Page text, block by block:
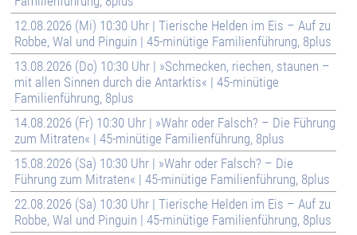
12.08.2026 (Mi) 10:30 Uhr | Tierische Helden im Eis – Auf zu
Robbe, Wal und Pinguin | 45-minütige Familienführung, 8plus
13.08.2026 (Do) 10:30 Uhr | »Schmecken, riechen, staunen –
mit allen Sinnen durch die Antarktis« | 45-minütige
Familienführung, 8plus
14.08.2026 (Fr) 10:30 Uhr | »Wahr oder Falsch? – Die Führung
zum Mitraten« | 45-minütige Familienführung, 8plus
15.08.2026 (Sa) 10:30 Uhr | »Wahr oder Falsch? – Die
Führung zum Mitraten« | 45-minütige Familienführung, 8plus
22.08.2026 (Sa) 10:30 Uhr | Tierische Helden im Eis – Auf zu
Robbe, Wal und Pinguin | 45-minütige Familienführung, 8plus